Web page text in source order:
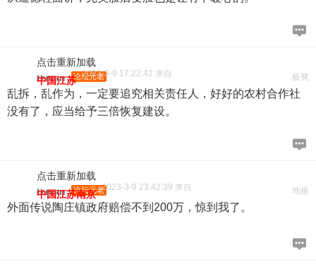
点击重新加载
板凳
tzman 论坛元老
2023-3-9 17:22:42 来自
中国江苏
乱拆，乱作为，一定要追究相关责任人，好好的农村合作社
没有了，应当给予三倍恢复建设。
点击重新加载
地板
tzman 论坛元老2023-3-9 23:42:39 来自
中国江苏南京
外面传说陶庄镇政府赔偿不到200万，惊到我了。